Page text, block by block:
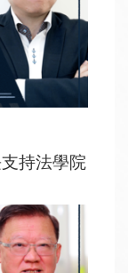
持法學院